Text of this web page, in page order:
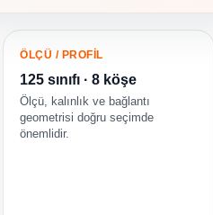
ÖLÇÜ / PROFİL
125 sınıfı · 8 köşe
Ölçü, kalınlık ve bağlantı
geometrisi doğru seçimde
önemlidir.